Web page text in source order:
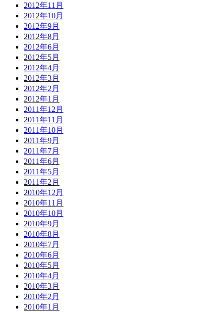
2012年11月
2012年10月
2012年9月
2012年8月
2012年6月
2012年5月
2012年4月
2012年3月
2012年2月
2012年1月
2011年12月
2011年11月
2011年10月
2011年9月
2011年7月
2011年6月
2011年5月
2011年2月
2010年12月
2010年11月
2010年10月
2010年9月
2010年8月
2010年7月
2010年6月
2010年5月
2010年4月
2010年3月
2010年2月
2010年1月